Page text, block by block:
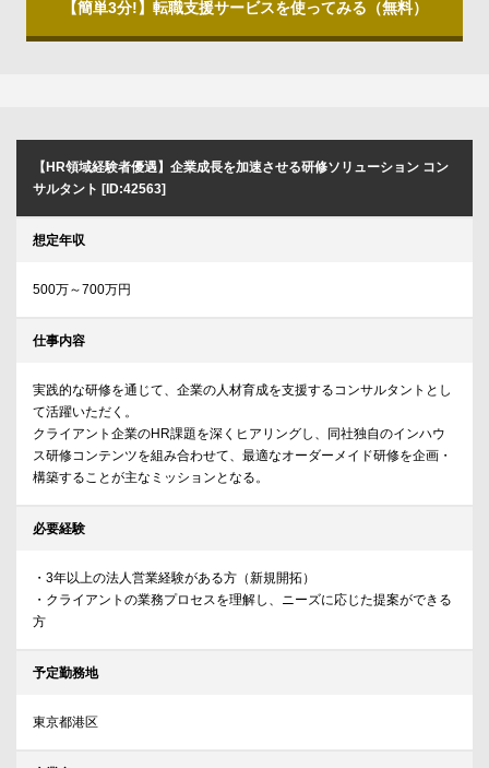
【簡単3分!】転職支援サービスを使ってみる（無料）
【HR領域経験者優遇】企業成長を加速させる研修ソリューション コン
サルタント [ID:42563]
想定年収
500万～700万円
仕事内容
実践的な研修を通じて、企業の人材育成を支援するコンサルタントとし
て活躍いただく。
クライアント企業のHR課題を深くヒアリングし、同社独自のインハウ
ス研修コンテンツを組み合わせて、最適なオーダーメイド研修を企画・
構築することが主なミッションとなる。
必要経験
・3年以上の法人営業経験がある方（新規開拓）
・クライアントの業務プロセスを理解し、ニーズに応じた提案ができる
方
予定勤務地
東京都港区